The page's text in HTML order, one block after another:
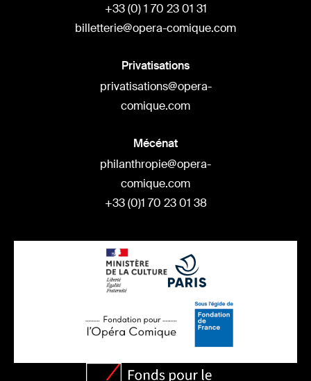
+33 (0) 1 70 23 01 31
billetterie@opera-comique.com
Privatisations
privatisations@opera-
comique.com
Mécénat
philanthropie@opera-
comique.com
+33 (0)1 70 23 01 38